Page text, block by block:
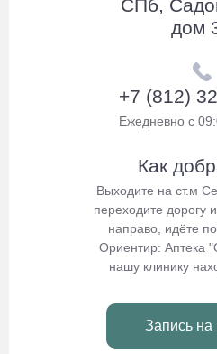
СПб,
дом
+7 (812)
Ежедневно с
Как
Выходите на ст.м
переходите дорогу
направо, идёте
Ориентир: Аптека
нашу клинику
Запись на